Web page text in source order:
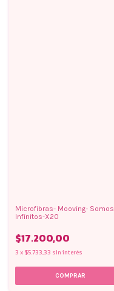
Microfibras- Mooving- Somos
Infinitos-X20
$17.200,00
3 x $5.733,33 sin interés